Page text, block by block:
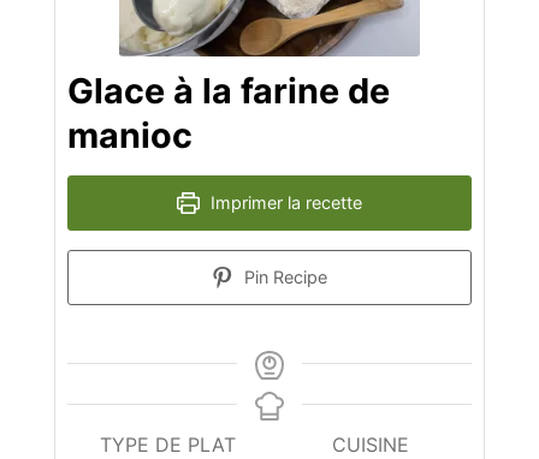
Glace à la farine de
manioc
Imprimer la recette
Pin Recipe
TYPE DE PLAT
CUISINE